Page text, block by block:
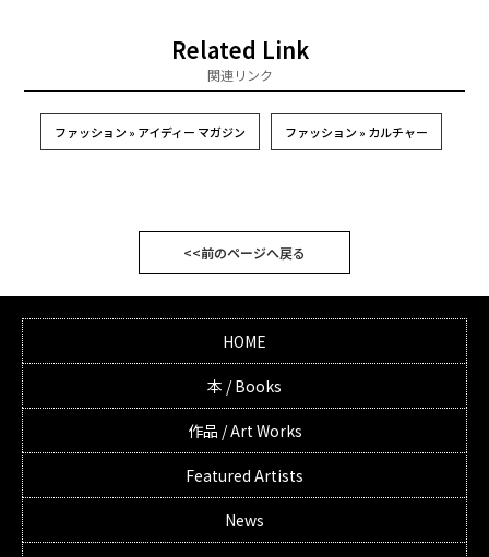
Related Link
関連リンク
ファッション » アイディー マガジン ファッション » カルチャー
<<前のページへ戻る
HOME
本 / Books
作品 / Art Works
Featured Artists
News